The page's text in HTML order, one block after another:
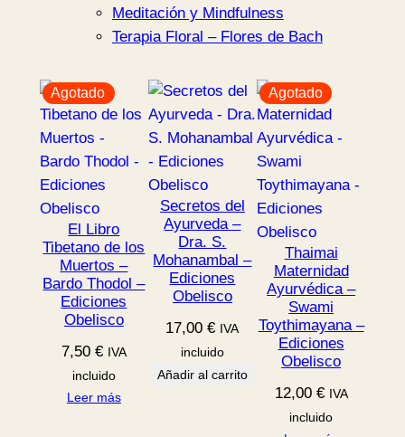
Meditación y Mindfulness
Terapia Floral – Flores de Bach
Agotado
El Libro
Tibetano de los
Muertos –
Bardo Thodol –
Ediciones
Obelisco
7,50 € IVA
incluido
Leer más
Secretos del
Ayurveda –
Dra. S.
Mohanambal –
Ediciones
Obelisco
17,00€ IVA
incluido
Añadir al carrito
Agotado
Thaimai
Maternidad
Ayurvédica –
Swami
Toythimayana –
Ediciones
Obelisco
12,00 € IVA
incluido